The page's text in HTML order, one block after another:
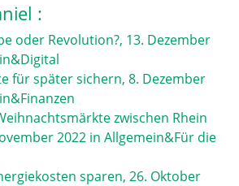
:
oder Revolution?, 13. Dezember
&Digital
für später sichern, 8. Dezember
&Finanzen
zwischen Rhein
2022 in Allgemein&Für die
sparen, 26. Oktober